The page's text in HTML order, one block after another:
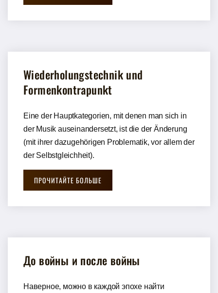
Wiederholungstechnik und
Formenkontrapunkt
Eine der Hauptkategorien, mit denen man sich in
der Musik auseinandersetzt, ist die der Änderung
(mit ihrer dazugehörigen Problematik, vor allem der
der Selbstgleichheit).
ПРОЧИТАЙТЕ БОЛЬШЕ
До войны и после войны
Нaвeрнoe, мoжнo в кaждoй эпoхe нaйти